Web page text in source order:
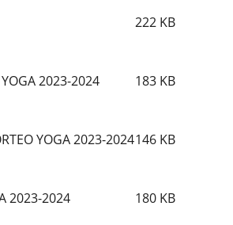
222 KB
YOGA 2023-2024 183 KB
YOGA 2023-2024146 KB
2023-2024 180 KB